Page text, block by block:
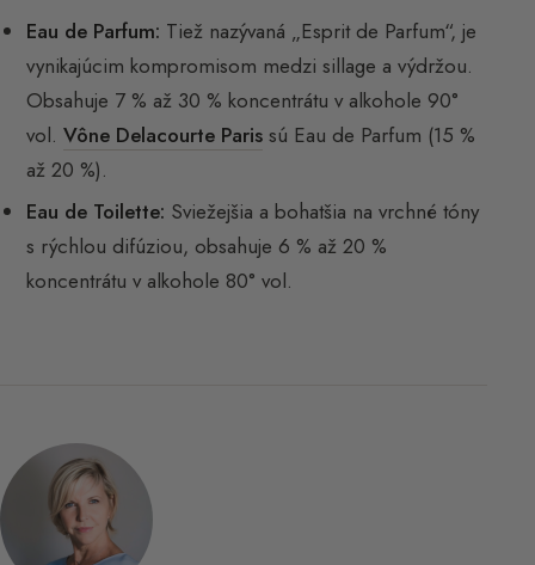
Eau de Parfum: Tiež nazývaná „Esprit de Parfum“, je
vynikajúcim kompromisom medzi sillage a výdržou.
Obsahuje 7 % až 30 % koncentrátu v alkohole 90°
vol.Vône Delacourte Paris sú Eau de Parfum (15 %
až 20 %).
Eau de Toilette: Sviežejšia a bohatšia na vrchné tóny
s rýchlou difúziou, obsahuje 6 % až 20 %
koncentrátu v alkohole 80° vol.